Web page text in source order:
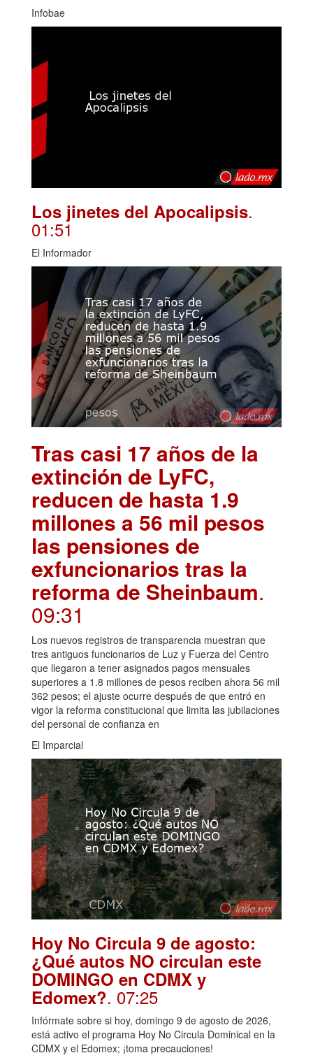
Infobae
Los jinetes del Apocalipsis.
01:51
El Informador
Tras casi 17 años de la
extinción de LyFC,
reducen de hasta 1.9
millones a 56 mil pesos
las pensiones de
exfuncionarios tras la
reforma de Sheinbaum.
09:31
Los nuevos registros de transparencia muestran que
tres antiguos funcionarios de Luz y Fuerza del Centro
que llegaron a tener asignados pagos mensuales
superiores a 1.8 millones de pesos reciben ahora 56 mil
362 pesos; el ajuste ocurre después de que entró en
vigor la reforma constitucional que limita las jubilaciones
del personal de confianza en
El Imparcial
Hoy No Circula 9 de agosto:
¿Qué autos NO circulan este
DOMINGO en CDMX y
Edomex?. 07:25
Infórmate sobre si hoy, domingo 9 de agosto de 2026,
está activo el programa Hoy No Circula Dominical en la
CDMX y el Edomex; ¡toma precauciones!